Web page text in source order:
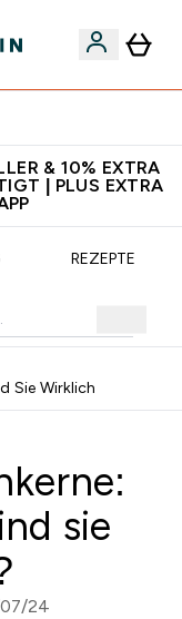
& 10% EXTRA
| PLUS EXTRA
REZEPTE
Sie Wirklich
sie
07/24